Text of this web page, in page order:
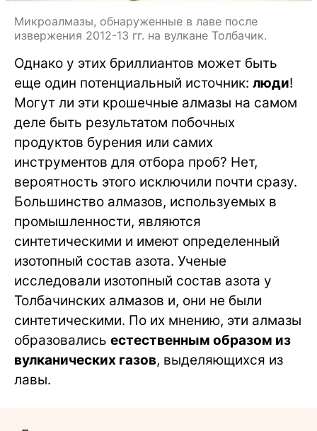
Микроалмазы, обнаруженные в лаве после
извержения 2012-13 гг. на вулкане Толбачик.
Однако у этих бриллиантов может быть
еще один потенциальный источник: люди!
Могут ли эти крошечные алмазы на самом
деле быть результатом побочных
продуктов бурения или самих
инструментов для отбора проб? Нет,
вероятность этого исключили почти сразу.
Большинство алмазов, используемых в
промышленности, являются
синтетическими и имеют определенный
изотопный состав азота. Ученые
исследовали изотопный состав азота у
Толбачинских алмазов и, они не были
синтетическими. По их мнению, эти алмазы
образовались естественным образом из
вулканических газов, выделяющихся из
лавы.